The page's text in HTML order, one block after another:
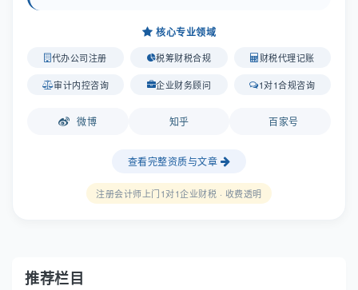
核心专业领域
代办公司注册 税筹财税合规 财税代理记账
审计内控咨询 企业财务顾问 1对1合规咨询
微博 知乎 百家号
查看完整资质与文章
注册会计师上门1对1企业财税 · 收费透明
推荐栏目